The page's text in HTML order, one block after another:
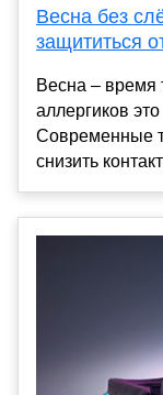
Весна без
защититься
Весна – время
аллергиков
Современные
снизить